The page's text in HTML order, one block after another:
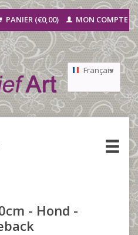
PANIER (€0,00) MON COMPTE
Français
Nederlands
- Hond -